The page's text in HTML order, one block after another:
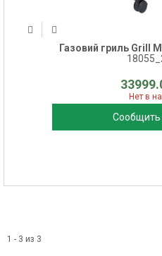
Газовий гриль Grill
Нет в
Сообщить
1 - 3 из 3